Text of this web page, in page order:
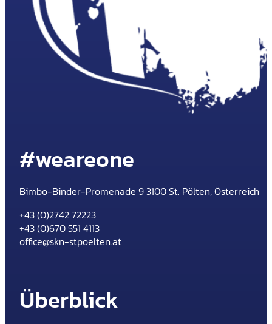
#weareone
Bimbo-Binder-Promenade 9 3100 St. Pölten, Österreich
+43 (0)2742 72223
+43 (0)670 551 4113
office@skn-stpoelten.at
Überblick